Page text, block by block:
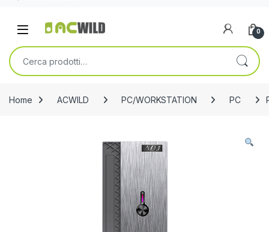
0
Cerca:
Home ACWILD PC/WORKSTATION PC